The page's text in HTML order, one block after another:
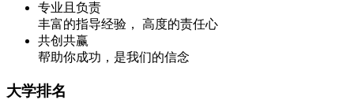
专业且负责
丰富的指导经验， 高度的责任心
共创共赢
帮助你成功，是我们的信念
大学排名